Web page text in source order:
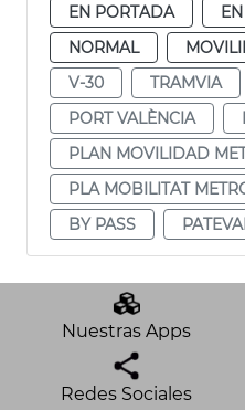
EN PORTADA
NORMAL
V-30
TRAMVIA
PORT VALÈNCIA
PLAN MOVILIDAD
PLA MOBILITAT
BY PASS
Nuestras Apps
Redes Sociales